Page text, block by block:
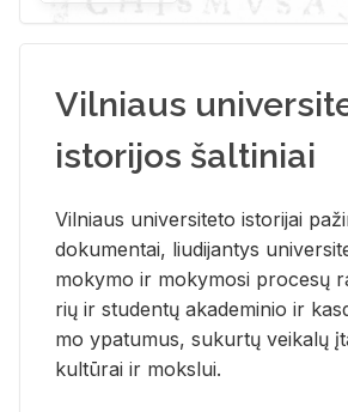
Vilniaus
istorijos šaltiniai
Vil­niaus uni­ver­si­te­to is­to­ri­jai
do­ku­men­tai, liu­di­jan­tys
mo­ky­mo ir mo­ky­mo­si pro­ce­sų
rių ir stu­den­tų aka­de­mi­nio ir
mo ypa­tu­mus, su­kur­tų vei­ka­lų
kul­tū­rai ir moks­lui.